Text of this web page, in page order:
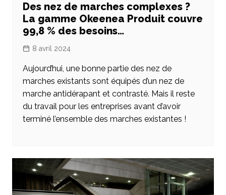
Des nez de marches complexes ?
La gamme Okeenea Produit couvre
99,8 % des besoins…
8 avril 2024
Aujourd’hui, une bonne partie des nez de
marches existants sont équipés d’un nez de
marche antidérapant et contrasté. Mais il reste
du travail pour les entreprises avant d’avoir
terminé l’ensemble des marches existantes !